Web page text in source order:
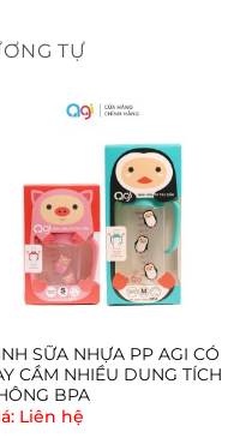
TỰ
SỮA NHỰA PP AGI CÓ
CẦM NHIỀU DUNG TÍCH
BPA
Liên hệ